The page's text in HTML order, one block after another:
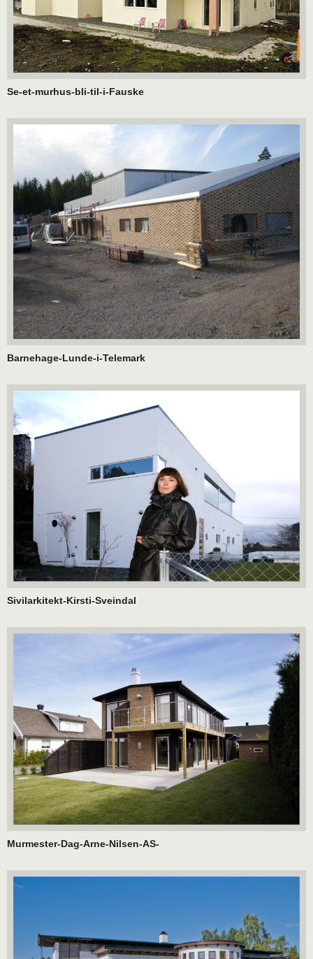
Se-et-murhus-bli-til-i-Fauske
Barnehage-Lunde-i-Telemark
Sivilarkitekt-Kirsti-Sveindal
Murmester-Dag-Arne-Nilsen-AS-